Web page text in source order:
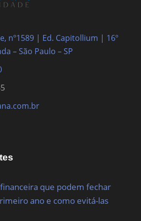
nº1589 | Ed. Capitollium | 16º
– São Paulo – SP
que podem fechar
ano e como evitá-las